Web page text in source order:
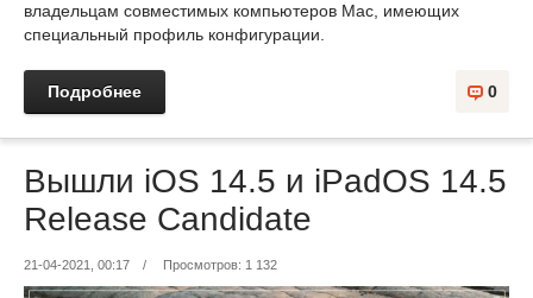
владельцам совместимых компьютеров Mac, имеющих
специальный профиль конфигурации.
Подробнее 0
Вышли iOS 14.5 и iPadOS 14.5
Release Candidate
21-04-2021, 00:17 / Просмотров: 1 132